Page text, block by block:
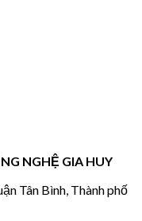
NGHỆ GIA HUY
Tân Bình, Thành phố